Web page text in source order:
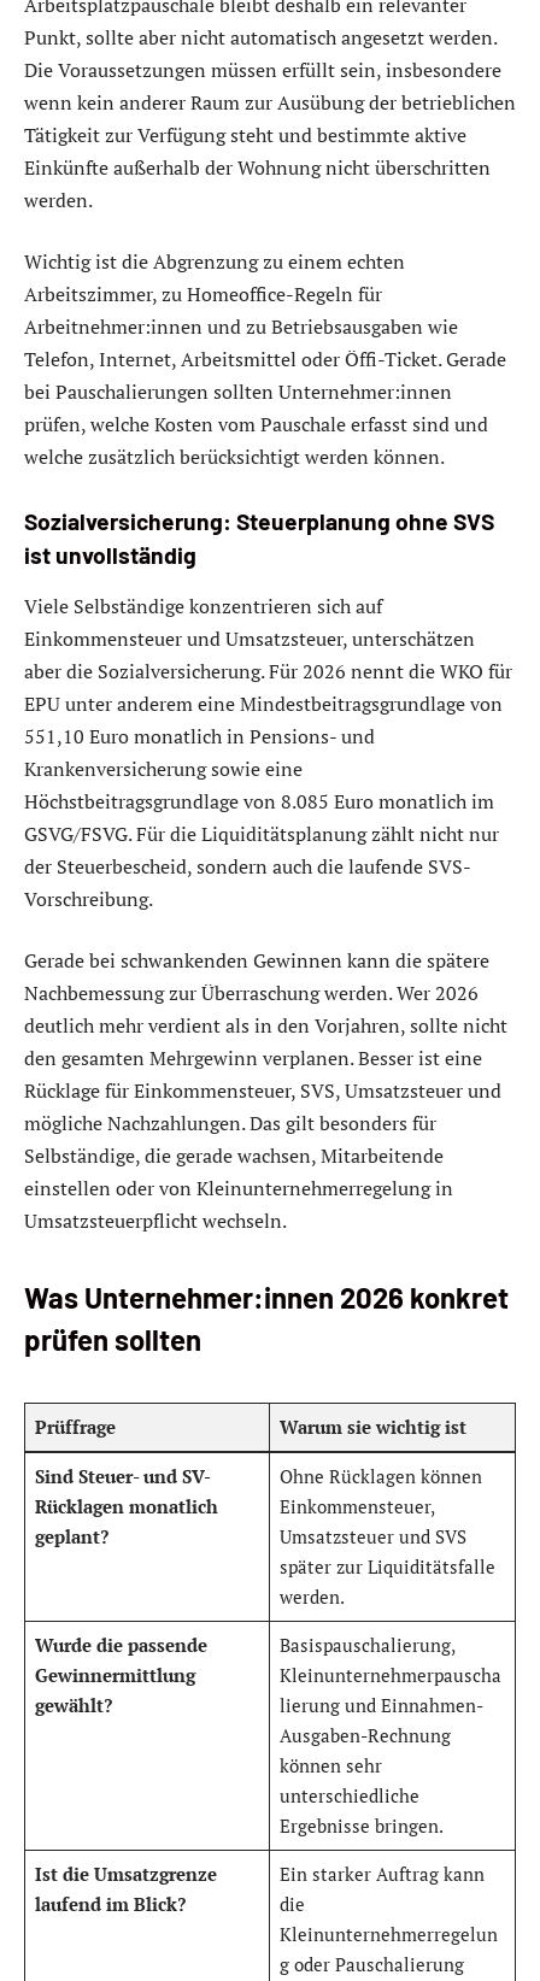
Punkt, sollte aber nicht automatisch angesetzt werden.
Die Voraussetzungen müssen erfüllt sein, insbesondere
wenn kein anderer Raum zur Ausübung der betrieblichen
Tätigkeit zur Verfügung steht und bestimmte aktive
Einkünfte außerhalb der Wohnung nicht überschritten
werden.
Wichtig ist die Abgrenzung zu einem echten
Arbeitszimmer, zu Homeoffice-Regeln für
Arbeitnehmer:innen und zu Betriebsausgaben wie
Telefon, Internet, Arbeitsmittel oder Öffi-Ticket. Gerade
bei Pauschalierungen sollten Unternehmer:innen
prüfen, welche Kosten vom Pauschale erfasst sind und
welche zusätzlich berücksichtigt werden können.
Sozialversicherung: Steuerplanung ohne SVS
ist unvollständig
Viele Selbständige konzentrieren sich auf
Einkommensteuer und Umsatzsteuer, unterschätzen
aber die Sozialversicherung. Für 2026 nennt die WKO für
EPU unter anderem eine Mindestbeitragsgrundlage von
551,10 Euro monatlich in Pensions- und
Krankenversicherung sowie eine
Höchstbeitragsgrundlage von 8.085 Euro monatlich im
GSVG/FSVG. Für die Liquiditätsplanung zählt nicht nur
der Steuerbescheid, sondern auch die laufende SVS-
Vorschreibung.
Gerade bei schwankenden Gewinnen kann die spätere
Nachbemessung zur Überraschung werden. Wer 2026
deutlich mehr verdient als in den Vorjahren, sollte nicht
den gesamten Mehrgewinn verplanen. Besser ist eine
Rücklage für Einkommensteuer, SVS, Umsatzsteuer und
mögliche Nachzahlungen. Das gilt besonders für
Selbständige, die gerade wachsen, Mitarbeitende
einstellen oder von Kleinunternehmerregelung in
Umsatzsteuerpflicht wechseln.
Was Unternehmer:innen 2026 konkret
prüfen sollten
Prüffrage Warum sie wichtig ist
Sind Steuer- und SV-
Rücklagen monatlich
geplant?
Ohne Rücklagen können
Einkommensteuer,
Umsatzsteuer und SVS
später zur Liquiditätsfalle
werden.
Wurde die passende
Gewinnermittlung
gewählt?
Basispauschalierung,
Kleinunternehmerpauscha
lierung und Einnahmen-
Ausgaben-Rechnung
können sehr
unterschiedliche
Ergebnisse bringen.
Ist die Umsatzgrenze
laufend im Blick?
Ein starker Auftrag kann
die
Kleinunternehmerregelun
g oder Pauschalierung